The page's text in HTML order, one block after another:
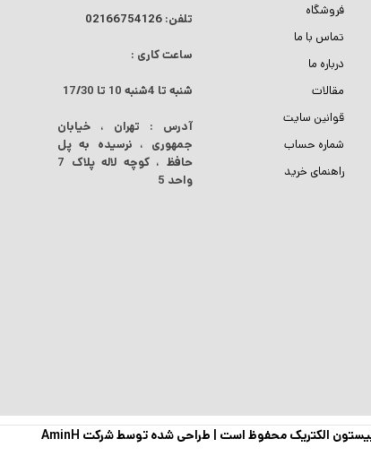
فروشگاه
تماس با ما
درباره ما
مقالات
قوانین سایت
شماره حساب
راهنمای خرید
تلفن:02166754126
ساعت کاری :
شنبه تا 4شنبه 10 تا 17/30
آدرس : تهران ، خیابان
جمهوری ، نرسیده به پل
حافظ ، کوچه لاله پلاک 7
واحد 5
الکتریک محفوظ است | طراحی شده توسط شرکت AminH